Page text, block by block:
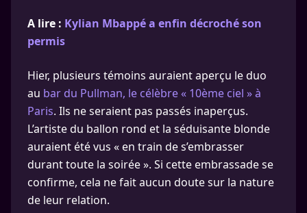
A lire : Kylian Mbappé a enfin décroché son
permis
Hier, plusieurs témoins auraient aperçu le duo
au bar du Pullman, le célèbre « 10ème ciel » à
Paris. Ils ne seraient pas passés inaperçus.
L’artiste du ballon rond et la séduisante blonde
auraient été vus « en train de s’embrasser
durant toute la soirée ». Si cette embrassade se
confirme, cela ne fait aucun doute sur la nature
de leur relation.